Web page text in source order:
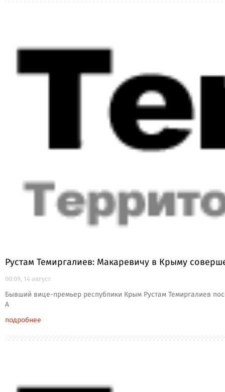
Рустам Темиргалиев: Макаревичу в Крыму
00:09, 14 август
Бывший вице-премьер республики Крым Рустам Темиргалиев
А
подробнее